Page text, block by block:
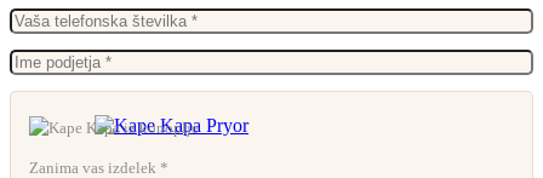
Zanima vas izdelek *